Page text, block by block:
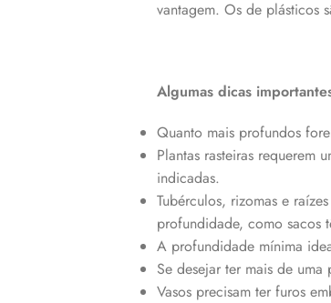
vantagem. Os de plásticos
Algumas dicas
Quanto mais profundos
Plantas rasteiras requerem
indicadas.
Tubérculos, rizomas e
profundidade, como sacos
A profundidade mínima
Se desejar ter mais de
Vasos precisam ter furos